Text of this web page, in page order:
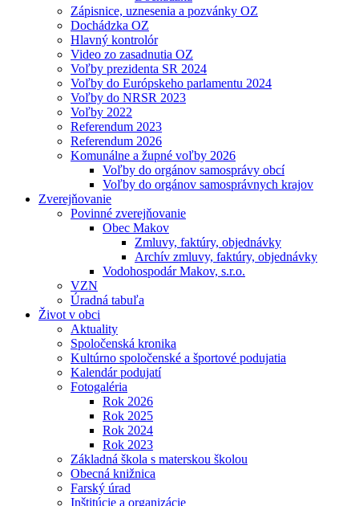
Zápisnice, uznesenia a pozvánky OZ
Dochádzka OZ
Hlavný kontrolór
Video zo zasadnutia OZ
Voľby prezidenta SR 2024
Voľby do Európskeho parlamentu 2024
Voľby do NRSR 2023
Voľby 2022
Referendum 2023
Referendum 2026
Komunálne a župné voľby 2026
Voľby do orgánov samosprávy obcí
Voľby do orgánov samosprávnych krajov
Zverejňovanie
Povinné zverejňovanie
Obec Makov
Zmluvy, faktúry, objednávky
Archív zmluvy, faktúry, objednávky
Vodohospodár Makov, s.r.o.
VZN
Úradná tabuľa
Život v obci
Aktuality
Spoločenská kronika
Kultúrno spoločenské a športové podujatia
Kalendár podujatí
Fotogaléria
Rok 2026
Rok 2025
Rok 2024
Rok 2023
Základná škola s materskou školou
Obecná knižnica
Farský úrad
Inštitúcie a organizácie